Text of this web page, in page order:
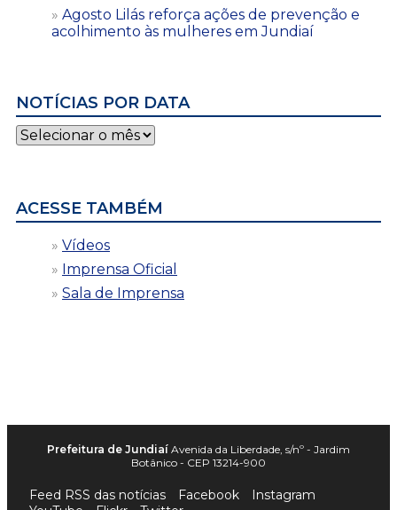
Agosto Lilás reforça ações de prevenção e
acolhimento às mulheres em Jundiaí
NOTÍCIAS POR DATA
Notícias
por
ACESSE TAMBÉM
Vídeos
Imprensa Oficial
Sala de Imprensa
Prefeitura de Jundiaí Avenida da Liberdade, s/nº - Jardim
Botânico - CEP 13214-900
Feed RSS das notícias Facebook
Instagram